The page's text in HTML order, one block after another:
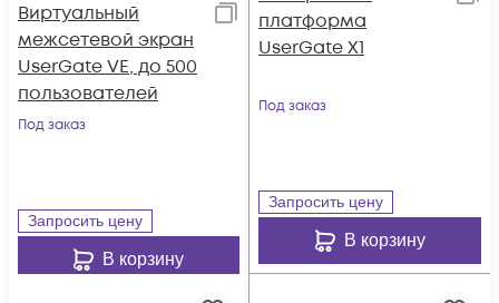
Виртуальный
межсетевой экран
UserGate VE, до 500
пользователей
Под заказ
Запросить цену
В корзину
платформа
UserGate X1
Под заказ
Запросить цену
В корзину